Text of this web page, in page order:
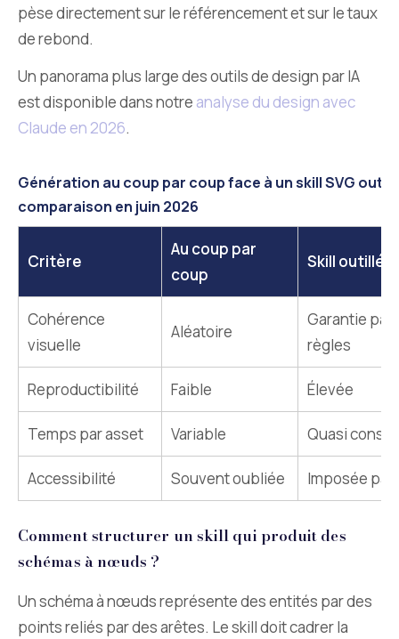
pèse directement sur le référencement et sur le taux
de rebond.
Un panorama plus large des outils de design par IA
est disponible dans notre analyse du design avec
Claude en 2026.
Génération au coup par coup face à un skill SVG
comparaison en juin 2026
Critère
Au coup par
coup
Skill outillé
Cohérence
visuelle
Aléatoire
Garantie par
règles
Reproductibilité Faible Élevée
Temps par asset Variable Quasi
Accessibilité Souvent oubliée Imposée par
Comment structurer un skill qui produit des
schémas à nœuds ?
Un schéma à nœuds représente des entités par des
points reliés par des arêtes. Le skill doit cadrer la